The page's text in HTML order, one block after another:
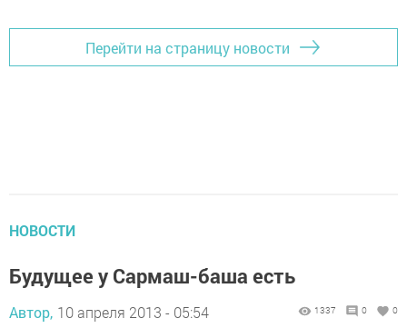
Перейти на страницу новости
НОВОСТИ
Будущее у Сармаш-баша есть
Автор, 10 апреля 2013 - 05:54 1337 0 0